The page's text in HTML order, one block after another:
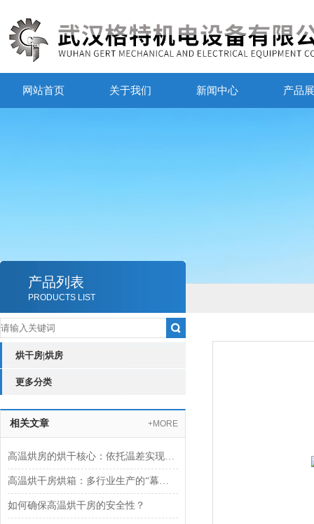
网站首页 关于我们 新闻中心 产品
产品列表
PRODUCTS LIST
烘干房|烘房
更多分类
相关文章 +MORE
高温烘房的烘干核心：依托温差实现热量与水分的双向传递
高温烘干房烘箱：多行业生产的“幕后支持者“
如何确保高温烘干房的安全性？